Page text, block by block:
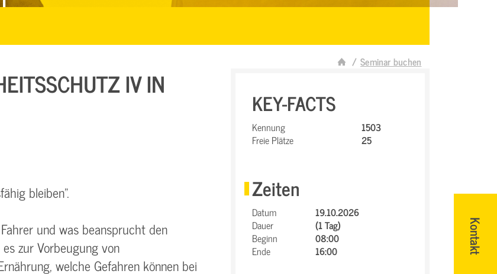
Seminar buchen
Kontakt
IV IN
bleiben".
und was beansprucht den
zur Vorbeugung von
welche Gefahren können bei
KEY-FACTS
Kennung
1503
Freie Plätze
25
Zeiten
Datum
19.10.2026
Dauer
(1 Tag)
Beginn
08:00
Ende
16:00